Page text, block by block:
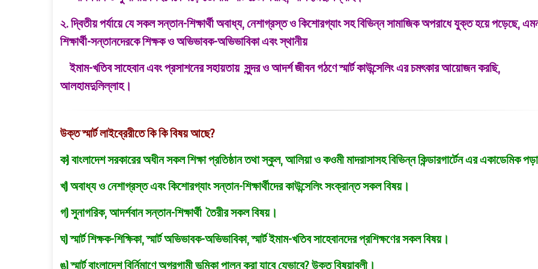
২. দ্বিতীয় পর্যায়ে যে সকল সন্তান-শিক্ষার্থী অবাধ্য, নেশাগ্রস্ত ও কিশোরগ্যাং সহ বিভিন্ন সামাজিক অপরাধে যুক্ত হয়ে পড়েছে,
শিক্ষার্থী-সন্তানদেরকে শিক্ষক ও অভিভাবক-অভিভাবিকা এবং স্থানীয়
ইমাম-খতিব সাহেবান এবং প্রসাশনের সহায়তায় সুন্দর ও আদর্শ জীবন গঠণে স্মার্ট কাউন্সেলিং এর চমৎকার আয়োজন করছি,
আলহামদুলিল্লাহ।
উক্ত স্মার্ট লাইব্রেরীতে কি কি বিষয় আছে?
ক) বাংলাদেশ সরকারের অধীন সকল শিক্ষা প্রতিষ্ঠান তথা স্কুল, আলিয়া ও কওমী মাদরাসাসহ বিভিন্ন কিন্ডারগার্টেন এর একাডেমিক
খ) অবাধ্য ও নেশাগ্রস্ত এবং কিশোরগ্যাং সন্তান-শিক্ষার্থীদের কাউন্সেলিং সংক্রান্ত সকল বিষয়।
গ) সুনাগরিক, আদর্শবান সন্তান-শিক্ষার্থী তৈরীর সকল বিষয়।
ঘ) স্মার্ট শিক্ষক-শিক্ষিকা, স্মার্ট অভিভাবক-অভিভাবিকা, স্মার্ট ইমাম-খতিব সাহেবানদের প্রশিক্ষণের সকল বিষয়।
ঙ) স্মার্ট বাংলাদেশ বির্নিমাণে অগ্রগামী ভূমিকা পালন করা যাবে যেভাবে? উক্ত বিষয়াবলী।